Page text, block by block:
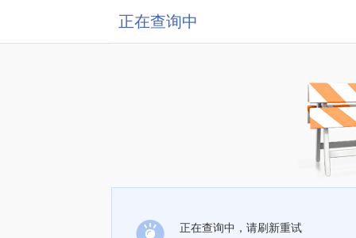
正在查询中
正在查询中，请刷新重试